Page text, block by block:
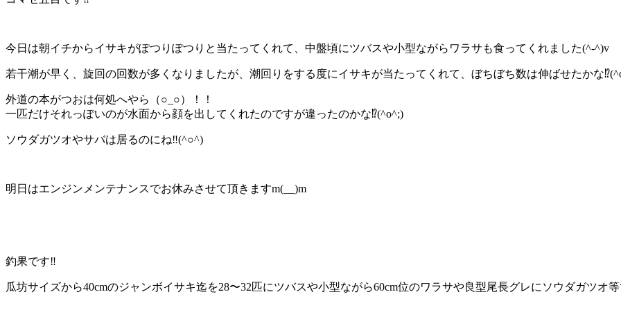
今日は朝イチからイサキがぽつりぽつりと当たってくれて、中盤頃にツバスや小型ながらワラサも食ってくれました(^-^)v
若干潮が早く、旋回の回数が多くなりましたが、潮回りをする度にイサキが当たってくれて、ぼちぼち数は伸ばせたかな
外道の本がつおは何処へやら（○_○）！！
一匹だけそれっぽいのが水面から顔を出してくれたのですが違ったのかな⁉️(^o^;)
ソウダガツオやサバは居るのにね‼️(^○^)
明日はエンジンメンテナンスでお休みさせて頂きますm(__)m
釣果です‼️
瓜坊サイズから40cmのジャンボイサキ迄を28〜32匹にツバスや小型ながら60cm位のワラサや良型尾長グレにソウダガツオ